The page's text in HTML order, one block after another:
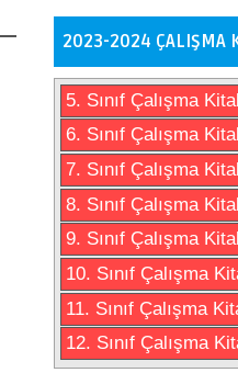
2023-2024 ÇALIŞMA
5. Sınıf Çalışma
6. Sınıf Çalışma
7. Sınıf Çalışma
8. Sınıf Çalışma
9. Sınıf Çalışma
10. Sınıf Çalışma
11. Sınıf Çalışma
12. Sınıf Çalışma